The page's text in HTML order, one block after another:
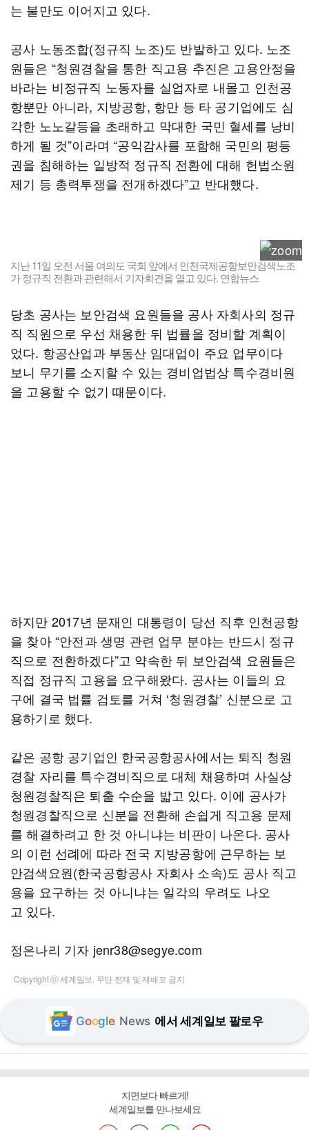
는 불만도 이어지고 있다.
공사 노동조합(정규직 노조)도 반발하고 있다. 노조
원들은 “청원경찰을 통한 직고용 추진은 고용안정을
바라는 비정규직 노동자를 실업자로 내몰고 인천공
항뿐만 아니라, 지방공항, 항만 등 타 공기업에도 심
각한 노노갈등을 초래하고 막대한 국민 혈세를 낭비
하게 될 것”이라며 “공익감사를 포함해 국민의 평등
권을 침해하는 일방적 정규직 전환에 대해 헌법소원
제기 등 총력투쟁을 전개하겠다”고 반대했다.
지난 11일 오전 서울 여의도 국회 앞에서 인천국제공항보안검색노조
가 정규직 전환과 관련해서 기자회견을 열고 있다. 연합뉴스
당초 공사는 보안검색 요원들을 공사 자회사의 정규
직 직원으로 우선 채용한 뒤 법률을 정비할 계획이
었다. 항공산업과 부동산 임대업이 주요 업무이다
보니 무기를 소지할 수 있는 경비업법상 특수경비원
을 고용할 수 없기 때문이다.
하지만 2017년 문재인 대통령이 당선 직후 인천공항
을 찾아 “안전과 생명 관련 업무 분야는 반드시 정규
직으로 전환하겠다”고 약속한 뒤 보안검색 요원들은
직접 정규직 고용을 요구해왔다. 공사는 이들의 요
구에 결국 법률 검토를 거쳐 ‘청원경찰’ 신분으로 고
용하기로 했다.
같은 공항 공기업인 한국공항공사에서는 퇴직 청원
경찰 자리를 특수경비직으로 대체 채용하며 사실상
청원경찰직은 퇴출 수순을 밟고 있다. 이에 공사가
청원경찰직으로 신분을 전환해 손쉽게 직고용 문제
를 해결하려고 한 것 아니냐는 비판이 나온다. 공사
의 이런 선례에 따라 전국 지방공항에 근무하는 보
안검색요원(한국공항공사 자회사 소속)도 공사 직고
용을 요구하는 것 아니냐는 일각의 우려도 나오
고 있다.
정은나리 기자 jenr38@segye.com
Copyright ⓒ 세계일보. 무단 전재 및 재배포 금지
Google News 에서 세계일보 팔로우
지면보다 빠르게!
세계일보를 만나보세요